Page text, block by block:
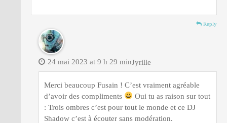
Reply
Jyrille
24 mai 2023 at 9 h 29 min
Merci beaucoup Fusain ! C’est vraiment agréable
d’avoir des compliments
Oui tu as raison sur tout
: Trois ombres c’est pour tout le monde et ce DJ
Shadow c’est à écouter sans modération.